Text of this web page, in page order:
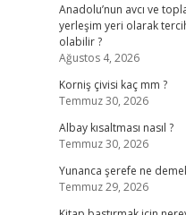
Anadolu’nun avcı ve
yerleşim yeri olarak
olabilir ?
Ağustos 4, 2026
Korniş çivisi kaç mm ?
Temmuz 30, 2026
Albay kısaltması nasıl ?
Temmuz 30, 2026
Yunanca şerefe ne
Temmuz 29, 2026